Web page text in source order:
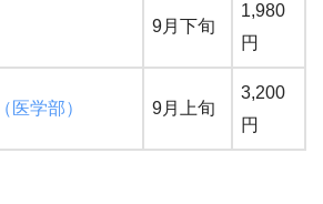
9月下旬
1,980
円
医学部） 9月上旬
3,200
円